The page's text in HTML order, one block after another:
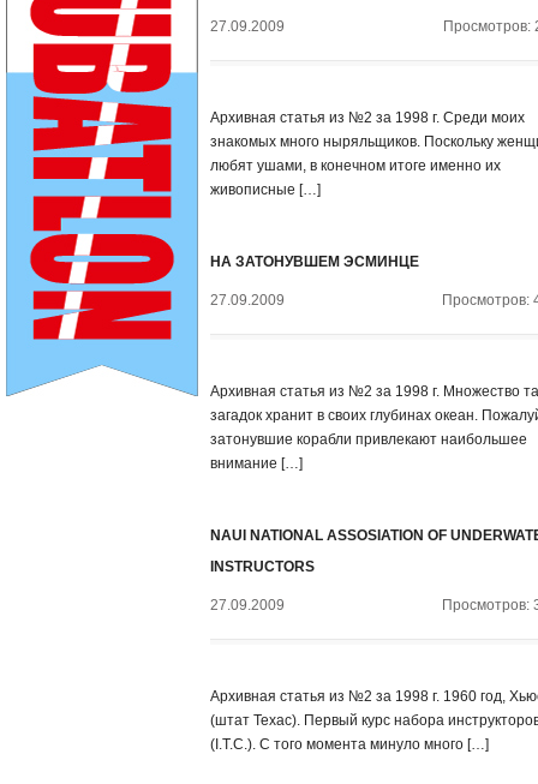
27.09.2009 Просмотров:
Архивная статья из №2 за 1998 г. Среди моих
знакомых много ныряльщиков. Поскольку
любят ушами, в конечном итоге именно их
живописные […]
НА ЗАТОНУВШЕМ ЭСМИНЦЕ
27.09.2009 Просмотров:
Архивная статья из №2 за 1998 г. Множество
загадок хранит в своих глубинах океан.
затонувшие корабли привлекают наибольшее
внимание […]
NAUI NATIONAL ASSOSIATION OF
INSTRUCTORS
27.09.2009 Просмотров:
Архивная статья из №2 за 1998 г. 1960 год,
(штат Техас). Первый курс набора
(I.T.C.). С того момента минуло много […]